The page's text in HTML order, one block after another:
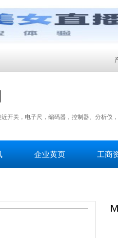
开关，电子尺，编码器，控制器、分析仪
企业黄页 工商